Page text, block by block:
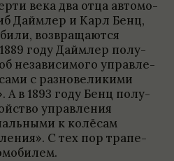
века два отца автомо­
Дайм­лер и Карл Бенц,
воз­вращаются
году Дайм­лер полу­
неза­ви­симого управ­ле­
с раз­но­ве­ли­кими
А в 1893 году Бенц полу­
управ­ле­ния
к колё­сам
С тех пор трапе­